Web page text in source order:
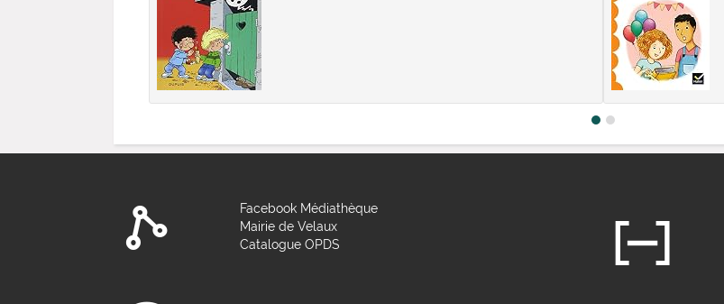
Facebook Médiathèque
Mairie de Velaux
Catalogue OPDS